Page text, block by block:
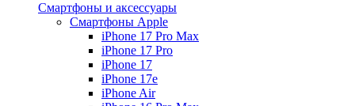
Смартфоны и аксессуары
Смартфоны Apple
iPhone 17 Pro Max
iPhone 17 Pro
iPhone 17
iPhone 17e
iPhone Air